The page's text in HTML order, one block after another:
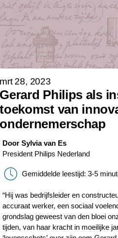
mrt 28, 2023
Gerard Philips als
toekomst van
ondernemerschap
Door Sylvia van Es
President Philips Nederland
Gemiddelde leestijd: 3-5
“Hij was bedrijfsleider en
accuraat werker, een sociaal
grondslag geweest van den bloei
tijden, van haar kracht in moeilijke